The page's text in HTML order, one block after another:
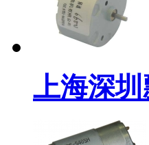
上海深